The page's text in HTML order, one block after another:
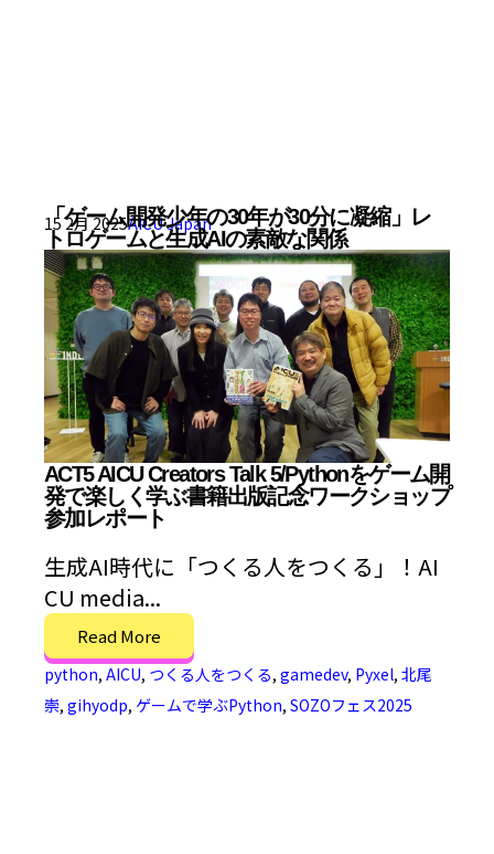
「ゲーム開発少年の30年が30分に凝縮」レ
トロゲームと生成AIの素敵な関係
15 2月 2025AICU Japan
ACT5 AICU Creators Talk 5/Pythonをゲーム開
発で楽しく学ぶ書籍出版記念ワークショップ
参加レポート
生成AI時代に「つくる人をつくる」！AI
CU media...
Read More
python, AICU, つくる人をつくる, gamedev, Pyxel, 北尾
崇, gihyodp, ゲームで学ぶPython, SOZOフェス2025